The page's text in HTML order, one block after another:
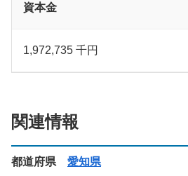
資本金
1,972,735 千円
関連情報
都道府県 愛知県